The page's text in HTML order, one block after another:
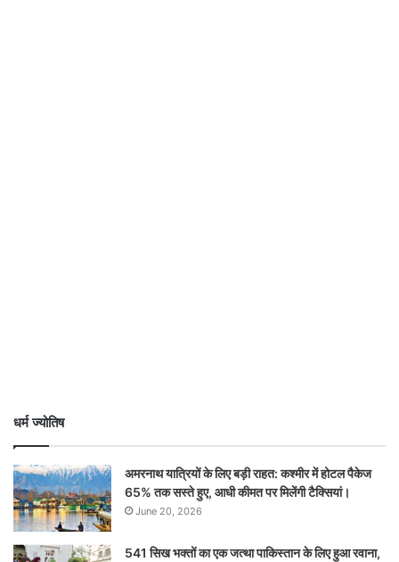
धर्म ज्योतिष
अमरनाथ यात्रियों के लिए बड़ी राहत: कश्मीर में होटल पैकेज
65% तक सस्ते हुए, आधी कीमत पर मिलेंगी टैक्सियां।
June 20, 2026
541 सिख भक्तों का एक जत्था पाकिस्तान के लिए हुआ रवाना,